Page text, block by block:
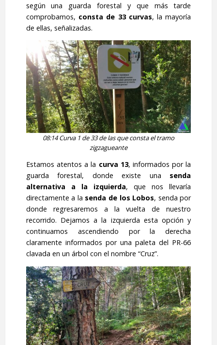
según una guarda forestal y que más tarde
comprobamos, consta de 33 curvas, la mayoría
de ellas, señalizadas.
08:14 Curva 1 de 33 de las que consta el tramo
zigzagueante
Estamos atentos a la curva 13, informados por la
guarda forestal, donde existe una senda
alternativa a la izquierda, que nos llevaría
directamente a la senda de los Lobos, senda por
donde regresaremos a la vuelta de nuestro
recorrido. Dejamos a la izquierda esta opción y
continuamos ascendiendo por la derecha
claramente informados por una paleta del PR-66
clavada en un árbol con el nombre “Cruz”.